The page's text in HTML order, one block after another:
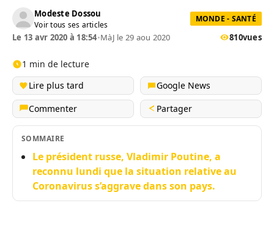
Modeste Dossou
Voir tous ses articles
MONDE - SANTÉ
Le 13 avr 2020 à 18:54•MàJ le 29 aou 2020 810vues
1 min de lecture
Lire plus tard
Google News
Commenter
Partager
SOMMAIRE
Le président russe, Vladimir Poutine, a
reconnu lundi que la situation relative au
Coronavirus s’aggrave dans son pays.